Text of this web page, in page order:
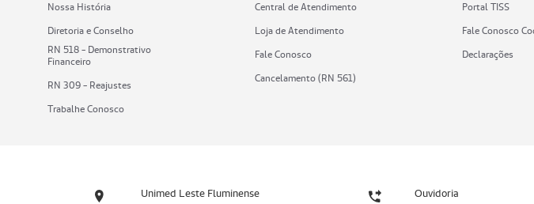
Nossa História
Diretoria e Conselho
RN 518 - Demonstrativo
Financeiro
RN 309 - Reajustes
Trabalhe Conosco
Central de Atendimento
Loja de Atendimento
Fale Conosco
Cancelamento (RN 561)
Portal TISS
Fale Conosco
Declarações
Unimed Leste Fluminense Ouvidoria